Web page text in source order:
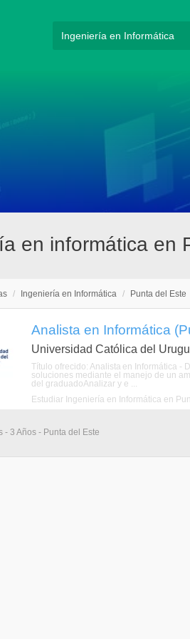
en informática en
/ Ingeniería en Informática / Punta del Este
Analista en Informática
Universidad Católica del
Título ofrecido: Analista en Informática -
soluciones mediante el manejo de un
del graduadoAnalizar y e ...
Estudiar Ingeniería en Informática en
- 3 Años - Punta del Este